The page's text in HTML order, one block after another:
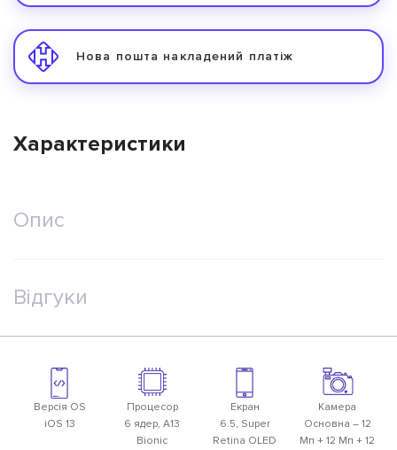
Нова пошта накладений платіж
Характеристики
Опис
Відгуки
Версiя OS
iOS 13
Процесор
6 ядер, A13
Bionic
Екран
6.5, Super
Retina OLED
Камера
Основна – 12
Мп + 12 Мп + 12